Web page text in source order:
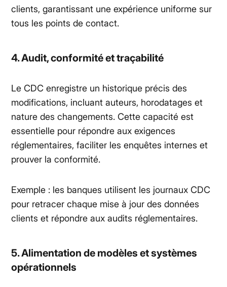
clients, garantissant une expérience uniforme sur
tous les points de contact.
4. Audit, conformité et traçabilité
Le CDC enregistre un historique précis des
modifications, incluant auteurs, horodatages et
nature des changements. Cette capacité est
essentielle pour répondre aux exigences
réglementaires, faciliter les enquêtes internes et
prouver la conformité.
Exemple : les banques utilisent les journaux CDC
pour retracer chaque mise à jour des données
clients et répondre aux audits réglementaires.
5. Alimentation de modèles et systèmes
opérationnels